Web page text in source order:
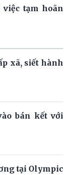
việc tạm hoãn
xã, siết hành
bán kết với
tại Olympic